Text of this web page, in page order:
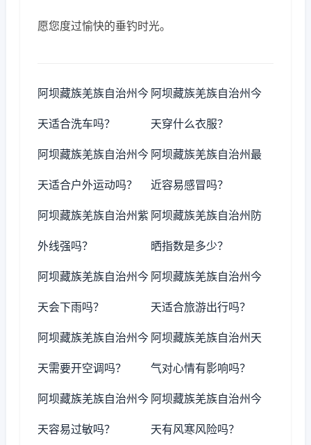
愿您度过愉快的垂钓时光。
阿坝藏族羌族自治州今
天适合洗车吗？
阿坝藏族羌族自治州今
天穿什么衣服？
阿坝藏族羌族自治州今
天适合户外运动吗？
阿坝藏族羌族自治州最
近容易感冒吗？
阿坝藏族羌族自治州紫
外线强吗？
阿坝藏族羌族自治州防
晒指数是多少？
阿坝藏族羌族自治州今
天会下雨吗？
阿坝藏族羌族自治州今
天适合旅游出行吗？
阿坝藏族羌族自治州今
天需要开空调吗？
阿坝藏族羌族自治州天
气对心情有影响吗？
阿坝藏族羌族自治州今
天容易过敏吗？
阿坝藏族羌族自治州今
天有风寒风险吗？